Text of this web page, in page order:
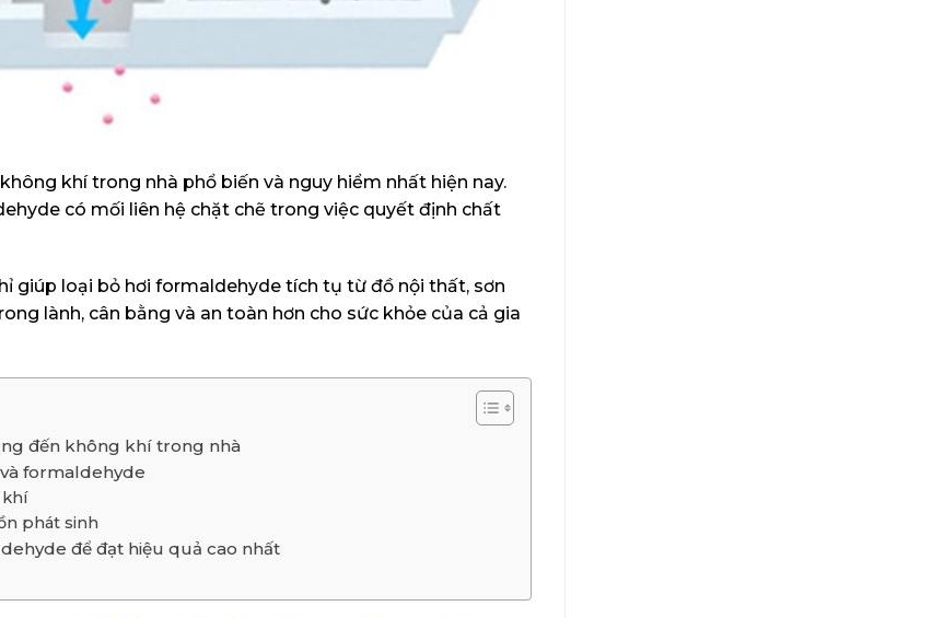
khí trong nhà phổ biến và nguy hiểm nhất hiện nay.
có mối liên hệ chặt chẽ trong việc quyết định chất
giúp loại bỏ hơi formaldehyde tích tụ từ đồ nội thất, sơn
lành, cân bằng và an toàn hơn cho sức khỏe của cả gia
đến không khí trong nhà
formaldehyde
phát sinh
để đạt hiệu quả cao nhất